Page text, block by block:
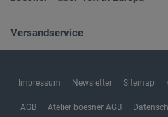
Versandservice
Impressum Newsletter Sitemap
AGB Atelier boesner AGB